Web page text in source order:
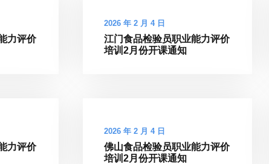
力评价
2026 年 2 月 4 日
江门食品检验员职业能力评价
培训2月份开课通知
力评价
2026 年 2 月 4 日
佛山食品检验员职业能力评价
培训2月份开课通知